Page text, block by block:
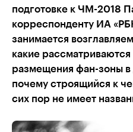
подготовке к ЧМ-2018
корреспонденту ИА
занимается
какие
размещения фан-зоны в
почему строящийся к
сих пор не имеет